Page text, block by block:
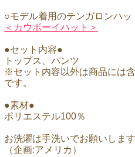
○モデル着用のテンガロンハッ
＜カウボーイハット＞
●セット内容●
トップス、パンツ
※セット内容以外は商品には
です。
●素材●
ポリエステル100％
お洗濯は手洗いでお願いします
（企画:アメリカ）